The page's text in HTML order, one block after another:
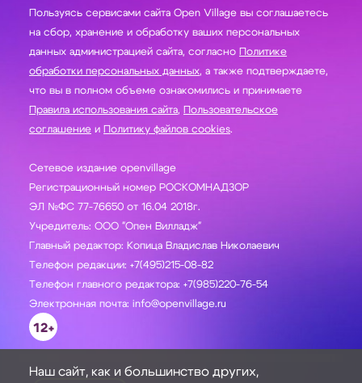
Пользуясь сервисами сайта Open Village вы соглашаетесь
на сбор, хранение и обработку ваших персональных
данных администрацией сайта, согласно Политике
обработки персональных данных, а также подтверждаете,
что вы в полном объеме ознакомились и принимаете
Правила использования сайта, Пользовательское
соглашение и Политику файлов cookies.
Сетевое издание openvillage
Регистрационный номер РОСКОМНАДЗОР
ЭЛ №ФС 77-76650 от 16.04 2018г.
Учредитель: ООО "Опен Вилладж"
Главный редактор: Копица Владислав Николаевич
Телефон редакции: +7(495)215-08-82
Телефон главного редактора: +7(985)220-76-54
Электронная почта: info@openvillage.ru
12+
Наш сайт, как и большинство других,